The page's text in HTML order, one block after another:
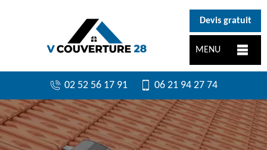
Devis gratuit
MENU
02 52 56 17 91 06 21 94 27 74